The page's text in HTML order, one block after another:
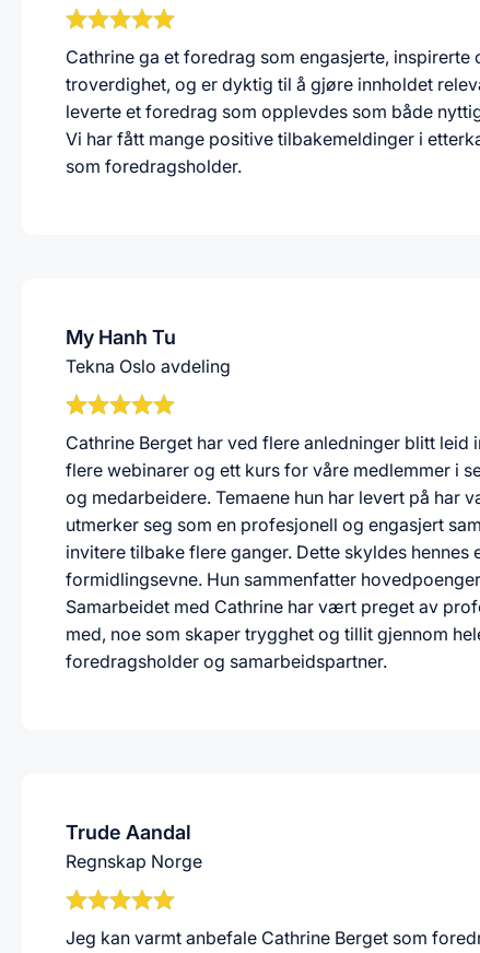
Cathrine ga et foredrag som engasjerte,
troverdighet, og er dyktig til å gjøre innholdet
leverte et foredrag som opplevdes som både
Vi har fått mange positive tilbakemeldinger i
som foredragsholder.
My Hanh Tu
Tekna Oslo avdeling
Cathrine Berget har ved flere anledninger blitt
flere webinarer og ett kurs for våre medlemmer i
og medarbeidere. Temaene hun har levert på har
utmerker seg som en profesjonell og engasjert
invitere tilbake flere ganger. Dette skyldes
formidlingsevne. Hun sammenfatter
Samarbeidet med Cathrine har vært preget av
med, noe som skaper trygghet og tillit gjennom
foredragsholder og samarbeidspartner.
Trude Aandal
Regnskap Norge
Jeg kan varmt anbefale Cathrine Berget som